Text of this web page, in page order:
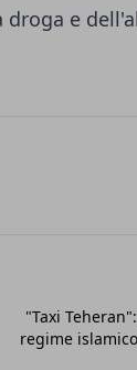
e
"Taxi
regime